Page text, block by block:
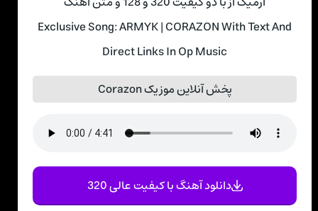
Exclusive Song: ARMYK | CORAZON With Text And
Direct Links In Op Music
پخش آنلاین موزیک Corazon
دانلود آهنگ با کیفیت عالی 320